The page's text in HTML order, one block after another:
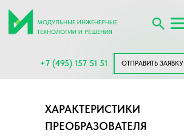
+7 (495) 157 51 51
МОДУЛЬНЫЕ ИНЖЕНЕРНЫЕ
ТЕХНОЛОГИИ И РЕШЕНИЯ
ОТПРАВИТЬ ЗАЯВКУ
ХАРАКТЕРИСТИКИ
ПРЕОБРАЗОВАТЕЛЯ